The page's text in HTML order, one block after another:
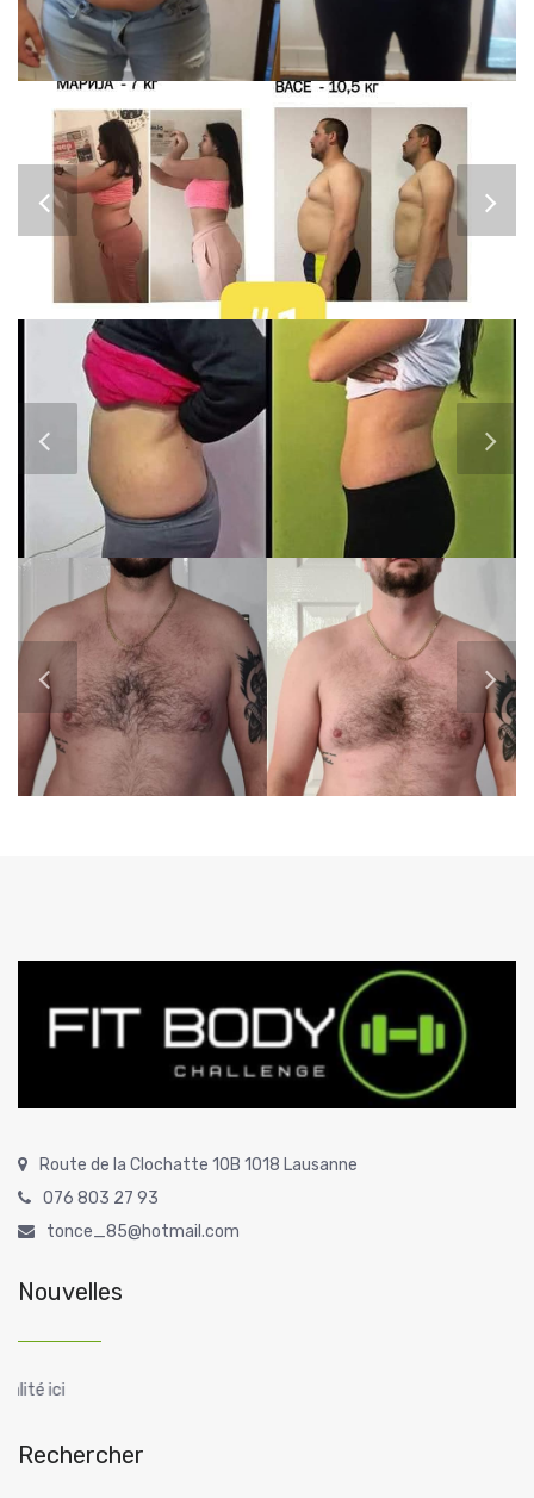
Route de la Clochatte 10B 1018 Lausanne
076 803 27 93
tonce_85@hotmail.com
Nouvelles
Rechercher